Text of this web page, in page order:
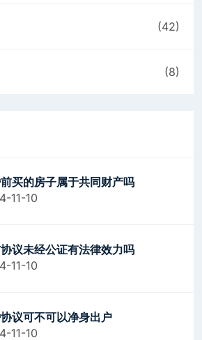
(42)
(8)
买的房子属于共同财产吗
11-10
议未经公证有法律效力吗
11-10
议可不可以净身出户
11-10